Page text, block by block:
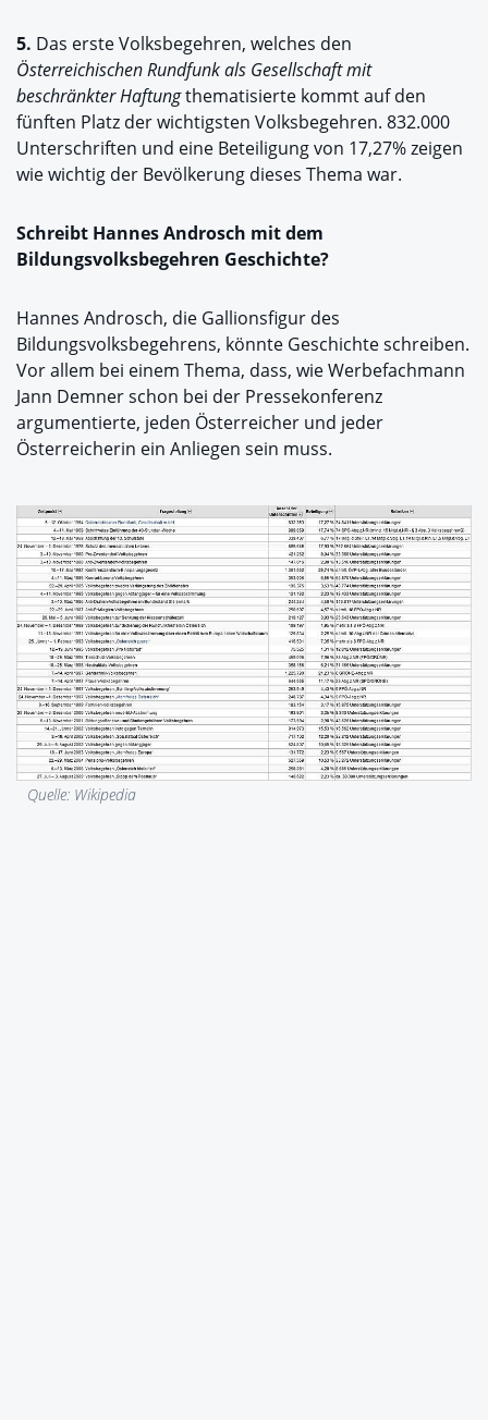
5. Das erste Volksbegehren, welches den
Österreichischen Rundfunk als Gesellschaft mit
beschränkter Haftungthematisierte kommt auf den
fünften Platz der wichtigsten Volksbegehren. 832.000
Unterschriften und eine Beteiligung von 17,27% zeigen
wie wichtig der Bevölkerung dieses Thema war.
Schreibt Hannes Androsch mit dem
Bildungsvolksbegehren Geschichte?
Hannes Androsch, die Gallionsfigur des
Bildungsvolksbegehrens, könnte Geschichte schreiben.
Vor allem bei einem Thema, dass, wie Werbefachmann
Jann Demner schon bei der Pressekonferenz
argumentierte, jeden Österreicher und jeder
Österreicherin ein Anliegen sein muss.
Quelle: Wikipedia